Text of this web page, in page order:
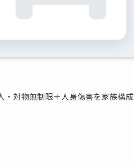
・対物無制限＋人身傷害を家族構成